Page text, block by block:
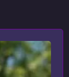
00:03:03
00:08:08